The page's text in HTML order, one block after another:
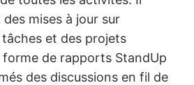
mises à jour sur
et des projets
de rapports StandUp
des discussions en fil de